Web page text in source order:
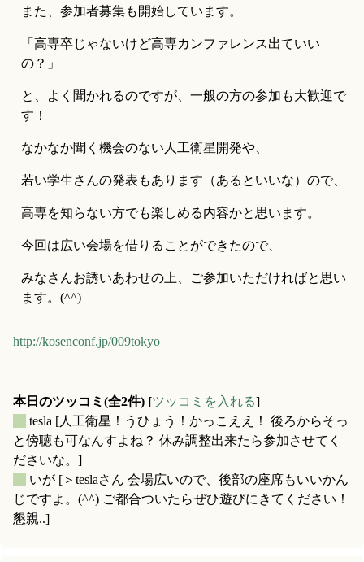
また、参加者募集も開始しています。
「高専卒じゃないけど高専カンファレンス出ていい
の？」
と、よく聞かれるのですが、一般の方の参加も大歓迎で
す！
なかなか聞く機会のない人工衛星開発や、
若い学生さんの発表もあります（あるといいな）ので、
高専を知らない方でも楽しめる内容かと思います。
今回は広い会場を借りることができたので、
みなさんお誘いあわせの上、ご参加いただければと思い
ます。(^^)
http://kosenconf.jp/009tokyo
本日のツッコミ(全2件) [ツッコミを入れる]
tesla [人工衛星！うひょう！かっこええ！ 後ろからそっ
と傍聴も可なんすよね？ 休み調整出来たら参加させてく
ださいな。]
いが [＞teslaさん 会場広いので、後部の座席もいいかん
じですよ。(^^) ご都合ついたらぜひ遊びにきてください！
懇親..]